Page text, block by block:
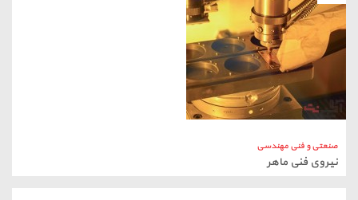
صنعتی و فنی مهندسی
نیروی فنی ماهر